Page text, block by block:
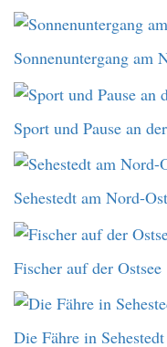
Sonnenuntergang am
Sport und Pause an
Sehestedt am Nord-
Fischer auf der Ostsee
Die Fähre in Sehestedt